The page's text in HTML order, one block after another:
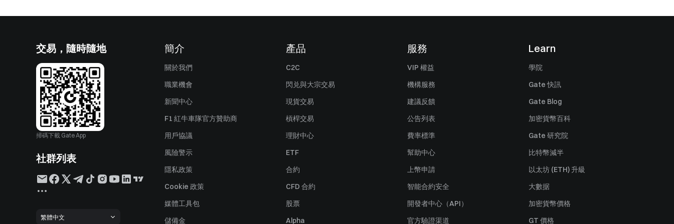
交易，隨時隨地
掃碼下載 Gate App
社群列表
繁體中文
簡介
關於我們
職業機會
新聞中心
F1 紅牛車隊官方贊助商
用戶協議
風險警示
隱私政策
Cookie 政策
媒體工具包
儲備金
產品
C2C
閃兑與大宗交易
現貨交易
槓桿交易
理財中心
ETF
合約
CFD 合約
股票
Alpha
服務
VIP 權益
機構服務
建議反饋
公告列表
費率標準
幫助中心
上幣申請
智能合約安全
開發者中心（API）
官方驗證渠道
Learn
學院
Gate 快訊
Gate Blog
加密貨幣百科
Gate 研究院
比特幣減半
以太坊 (ETH) 升級
大數据
加密貨幣價格
GT 價格